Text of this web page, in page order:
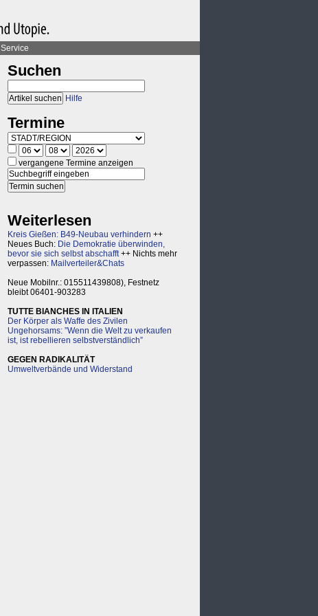
Service
Suchen
Hilfe
Termine
vergangene Termine anzeigen
Weiterlesen
Kreis Gießen: B49-Neubau verhindern ++
Neues Buch: Die Demokratie überwinden,
bevor sie sich selbst abschafft++ Nichts mehr
verpassen: Mailverteiler&Chats
Neue Mobilnr.: 015511439808), Festnetz
bleibt 06401-903283
TUTTE BIANCHES IN ITALIEN
Der Körper als Waffe des Zivilen
Ungehorsams: ”Wenn die Welt zu verkaufen
ist, ist rebellieren selbstverständlich”
GEGEN RADIKALITÄT
Umweltverbände und Widerstand